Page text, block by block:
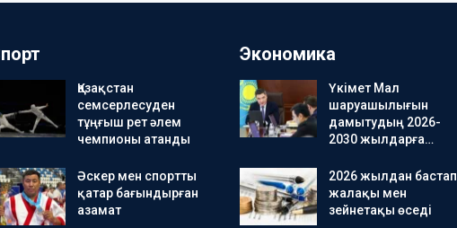
Қазақстан
семсерлесуден
тұңғыш рет әлем
чемпионы атанды
Әскер мен спортты
қатар бағындырған
азамат
Экономика
Үкімет Мал
шаруашылығын
дамытудың 2026-
2030 жылдарға…
2026 жылдан бастап
жалақы мен
зейнетақы өседі